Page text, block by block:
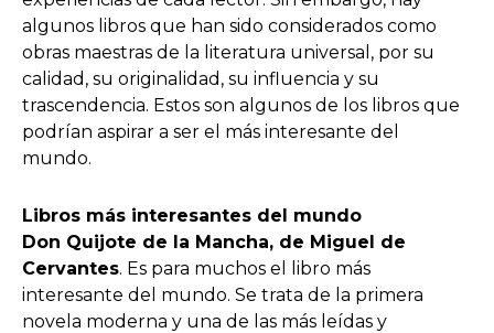
algunos libros que han sido considerados como
obras maestras de la literatura universal, por su
calidad, su originalidad, su influencia y su
trascendencia. Estos son algunos de los libros que
podrían aspirar a ser el más interesante del
mundo.
Libros más interesantes del mundo
Don Quijote de la Mancha, de Miguel de
Cervantes. Es para muchos el libro más
interesante del mundo. Se trata de la primera
novela moderna y una de las más leídas y